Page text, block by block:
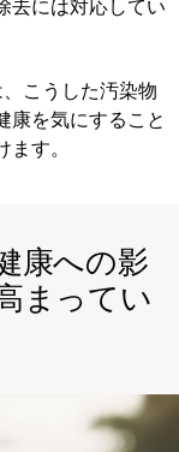
去には対応してい
こうした汚染物
康を気にすること
す。
康への影
まってい